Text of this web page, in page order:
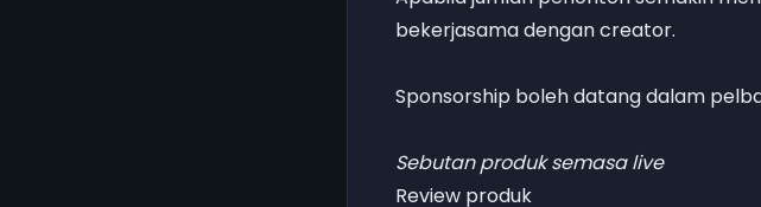
bekerjasama dengan creator.
Sponsorship boleh datang dalam
Sebutan produk semasa live
Review produk